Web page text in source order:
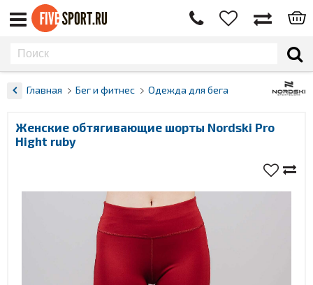
Главная Бег и фитнес Одежда для бега
Женские обтягивающие шорты Nordski Pro
Hight ruby